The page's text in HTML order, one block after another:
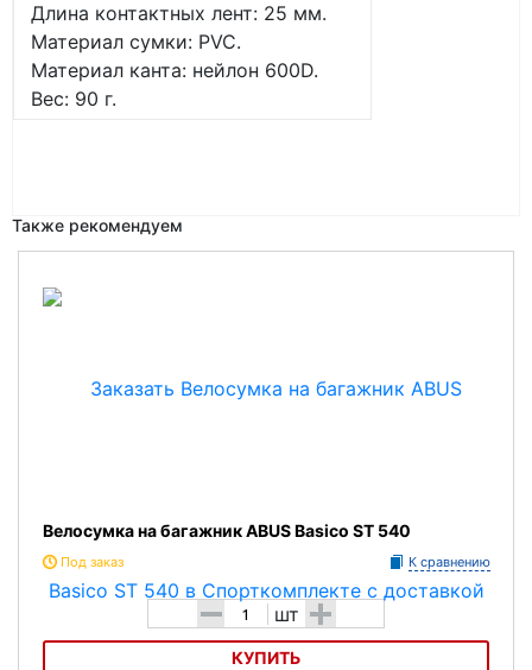
Длина контактных лент: 25 мм.
Материал сумки: PVC.
Материал канта: нейлон 600D.
Вес: 90 г.
Также рекомендуем
Велосумка на багажник ABUS Basico ST 540
Под заказ К сравнению
- шт +
КУПИТЬ